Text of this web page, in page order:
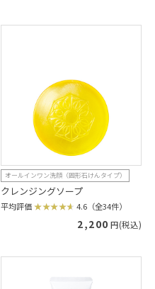
オールインワン洗顔（固形石けんタイプ）
クレンジングソープ
平均評価 4.6（全34件）
2,200 円(税込)